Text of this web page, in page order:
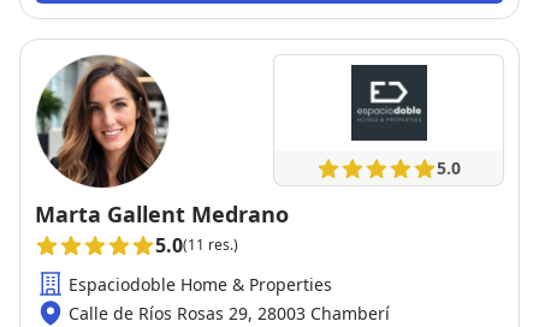
5.0
Marta Gallent Medrano
5.0(11 res.)
Espaciodoble Home & Properties
Calle de Ríos Rosas 29, 28003 Chamberí